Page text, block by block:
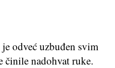
odveć uzbuđen svim
činile nadohvat ruke.